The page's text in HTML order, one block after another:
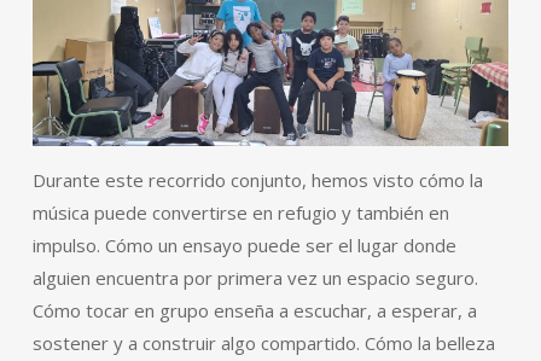
Durante este recorrido conjunto, hemos visto cómo la
música puede convertirse en refugio y también en
impulso. Cómo un ensayo puede ser el lugar donde
alguien encuentra por primera vez un espacio seguro.
Cómo tocar en grupo enseña a escuchar, a esperar, a
sostener y a construir algo compartido. Cómo la belleza